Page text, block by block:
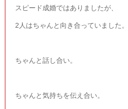
スピード成婚ではありましたが、
2 人はちゃんと向き合っていました。
ちゃんと話し合い。
ちゃんと気持ちを伝え合い。